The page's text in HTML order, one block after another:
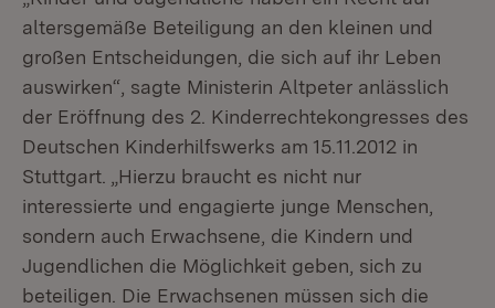
altersgemäße Beteiligung an den kleinen und
großen Entscheidungen, die sich auf ihr Leben
auswirken“, sagte Ministerin Altpeter anlässlich
der Eröffnung des 2. Kinderrechtekongresses des
Deutschen Kinderhilfswerks am 15.11.2012 in
Stuttgart. „Hierzu braucht es nicht nur
interessierte und engagierte junge Menschen,
sondern auch Erwachsene, die Kindern und
Jugendlichen die Möglichkeit geben, sich zu
beteiligen. Die Erwachsenen müssen sich die